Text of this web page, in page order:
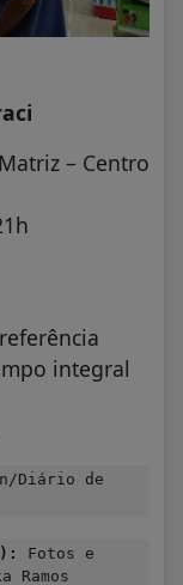
– Centro
integral
Diário de
Fotos e
Ramos